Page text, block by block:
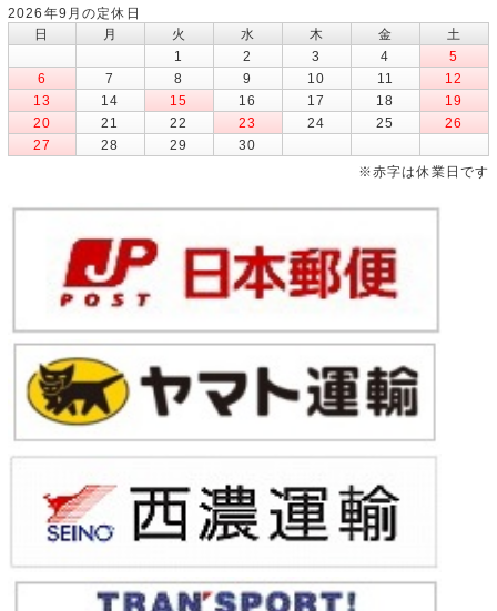
2026年9月の定休日
日
月 火 水 木 金
土
1
2 3 4
5
6
7 8 9 10 11
12
13
14 15 16 17 18
19
20
21 22 23 24 25
26
27
28 29
30
※赤字は休業日です